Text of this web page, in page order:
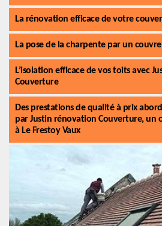
La rénovation efficace de votre
La pose de la charpente par un
L’isolation efficace de vos toits avec
Couverture
Des prestations de qualité à prix
par Justin rénovation Couverture, un
à Le Frestoy Vaux